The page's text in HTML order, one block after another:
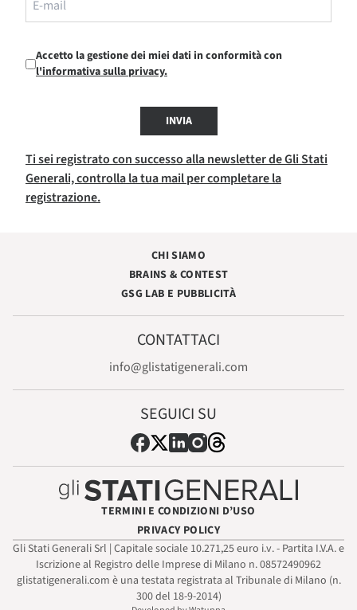
Accetto la gestione dei miei dati in conformità con
l'informativa sulla privacy.
INVIA
Ti sei registrato con successo alla newsletter de Gli Stati
Generali, controlla la tua mail per completare la
registrazione.
CHI SIAMO
BRAINS & CONTEST
GSG LAB E PUBBLICITÀ
CONTATTACI
info@glistatigenerali.com
SEGUICI SU
TERMINI E CONDIZIONI D’USO
PRIVACY POLICY
Gli Stati Generali Srl | Capitale sociale 10.271,25 euro i.v. - Partita I.V.A. e
Iscrizione al Registro delle Imprese di Milano n. 08572490962
glistatigenerali.com è una testata registrata al Tribunale di Milano (n.
300 del 18-9-2014)